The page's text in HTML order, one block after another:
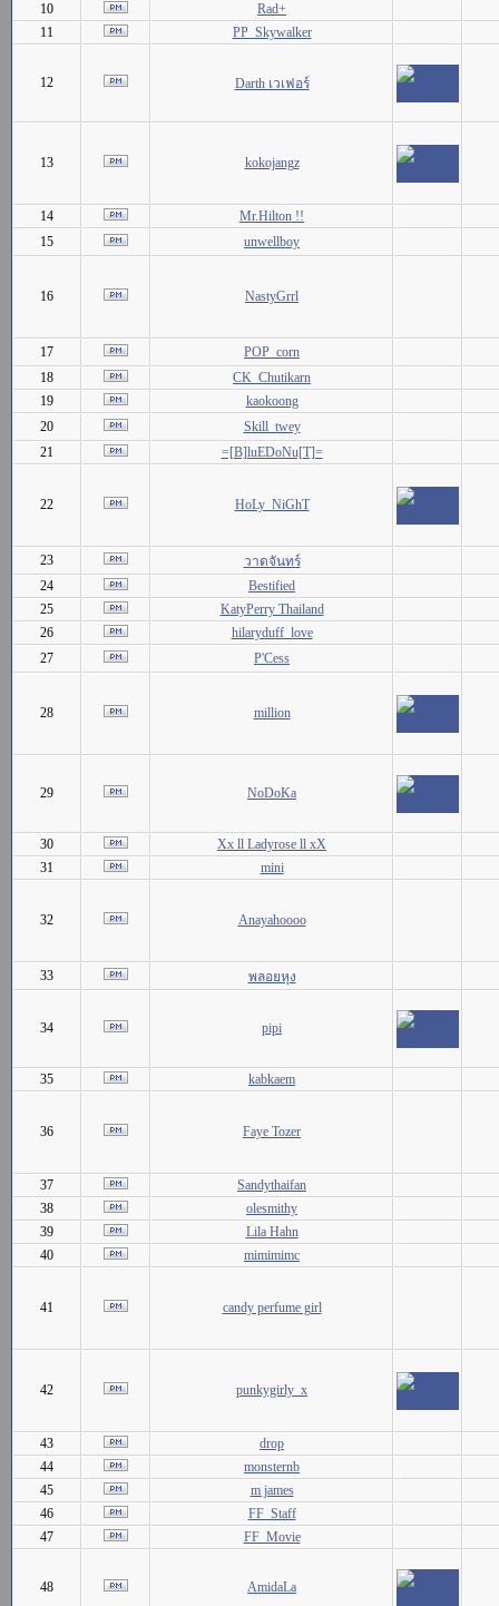
10
Rad+
11
PP_Skywalker
12 Darth เวเฟอร์
13 kokojangz
14
Mr.Hilton !!
15
unwellboy
16 NastyGrrl
17
POP_corn
18
CK_Chutikarn
19
kaokoong
20
Skill_twey
21
=[B]luEDoNu[T]=
22 HoLy_NiGhT
23
วาดจันทร์
24
Bestified
25
KatyPerry Thailand
26
hilaryduff_love
27
P'Cess
28 million
29 NoDoKa
30
Xx ll Ladyrose ll xX
31
mini
32 Anayahoooo
33 พลอยหุง
34 pipi
35 kabkaem
36 Faye Tozer
37
Sandythaifan
38
olesmithy
39
Lila Hahn
40
mimimimc
41 candy perfume girl
42 punkygirly_x
43
drop
44
monsternb
45
m james
46
FF_Staff
47
FF_Movie
48 AmidaLa